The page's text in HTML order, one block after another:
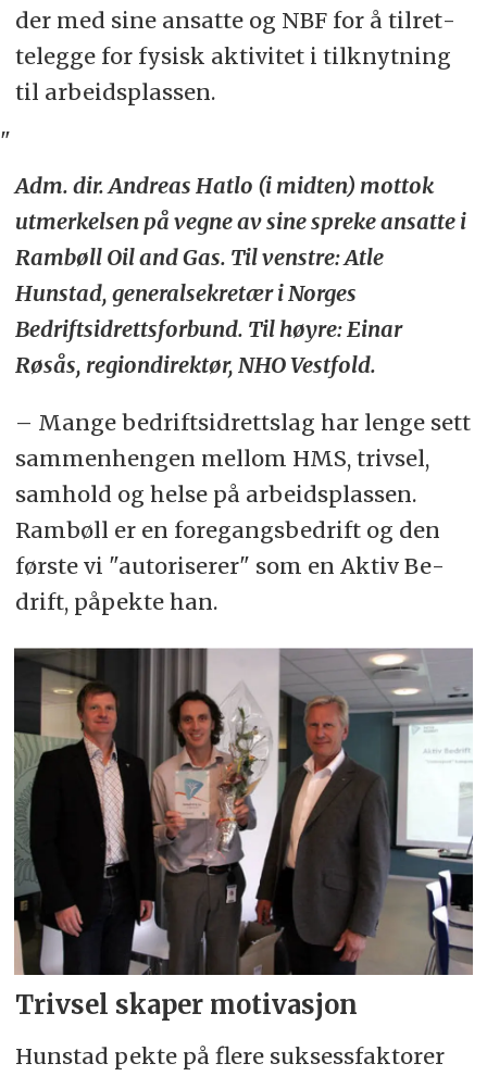
der med sine an­sat­te og NBF for å til­ret­
te­leg­ge for fy­sisk ak­ti­vi­tet i til­knyt­ning
til ar­beids­plas­sen.
"
Adm. dir. Andreas Hatlo (i midten) mottok
utmerkelsen på vegne av sine spreke ansatte i
Rambøll Oil and Gas. Til venstre: Atle
Hunstad, generalsekretær i Norges
Bedriftsidrettsforbund. Til høyre: Einar
Røsås, regiondirektør, NHO Vestfold.
– Mange be­drifts­id­retts­lag har len­ge sett
sam­men­hen­gen mel­lom HMS, triv­sel,
sam­hold og helse på ar­beids­plas­sen.
Ram­bøll er en fore­gangs­be­drift og den
før­s­te vi "au­to­ri­se­rer" som en Aktiv Be­
drift, påpekte han.
Trivsel skaper mo­ti­va­sjon
Hun­stad pek­te på fle­re suk­sess­fak­to­rer